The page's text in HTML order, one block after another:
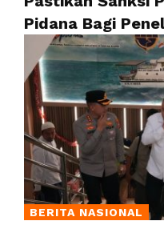
Pidana Bagi
BERITA NASIONAL